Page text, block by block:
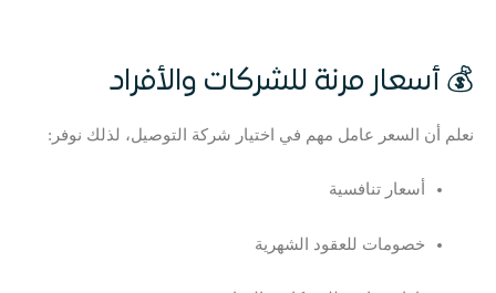
💰 أسعار مرنة للشركات والأفراد
نعلم أن السعر عامل مهم في اختيار شركة التوصيل، لذلك نوفر:
أسعار تنافسية
خصومات للعقود الشهرية